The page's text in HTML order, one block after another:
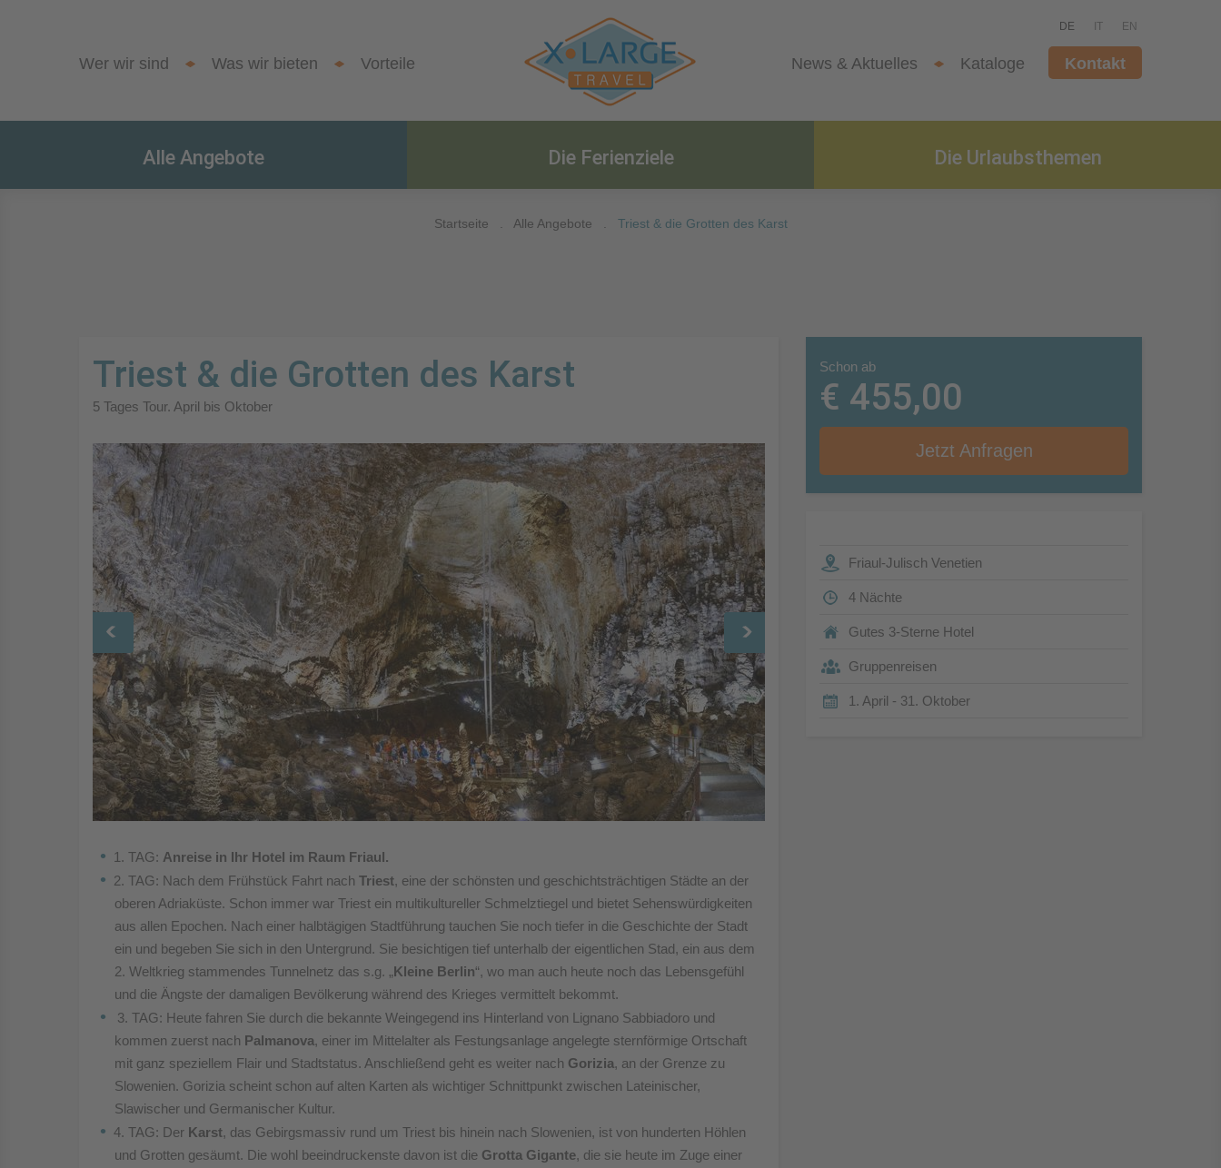
DE IT EN
Wer wir sind Was wir bieten Vorteile News & Aktuelles Kataloge Kontakt
Alle Angebote Die Ferienziele Die Urlaubsthemen
Startseite Alle Angebote Triest & die Grotten des Karst
Triest & die Grotten des Karst
5 Tages Tour. April bis Oktober
1. TAG: Anreise in Ihr Hotel im Raum Friaul.
2. TAG: Nach dem Frühstück Fahrt nach Triest, eine der schönsten und geschichtsträchtigen Städte an der
oberen Adriaküste. Schon immer war Triest ein multikultureller Schmelztiegel und bietet Sehenswürdigkeiten
aus allen Epochen. Nach einer halbtägigen Stadtführung tauchen Sie noch tiefer in die Geschichte der Stadt
ein und begeben Sie sich in den Untergrund. Sie besichtigen tief unterhalb der eigentlichen Stad, ein aus dem
2. Weltkrieg stammendes Tunnelnetz das s.g. „Kleine Berlin“, wo man auch heute noch das Lebensgefühl
und die Ängste der damaligen Bevölkerung während des Krieges vermittelt bekommt.
3. TAG: Heute fahren Sie durch die bekannte Weingegend ins Hinterland von Lignano Sabbiadoro und
kommen zuerst nach Palmanova, einer im Mittelalter als Festungsanlage angelegte sternförmige Ortschaft
mit ganz speziellem Flair und Stadtstatus. Anschließend geht es weiter nach Gorizia, an der Grenze zu
Slowenien. Gorizia scheint schon auf alten Karten als wichtiger Schnittpunkt zwischen Lateinischer,
Slawischer und Germanischer Kultur.
4. TAG: Der Karst, das Gebirgsmassiv rund um Triest bis hinein nach Slowenien, ist von hunderten Höhlen
und Grotten gesäumt. Die wohl beeindruckenste davon ist die Grotta Gigante, die sie heute im Zuge einer
Schon ab
€ 455,00
Jetzt Anfragen
Friaul-Julisch Venetien
4 Nächte
Gutes 3-Sterne Hotel
Gruppenreisen
1. April - 31. Oktober